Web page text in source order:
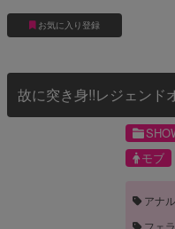
お気に入り登録
故に突き身!!レジェンド
モブ
アナ